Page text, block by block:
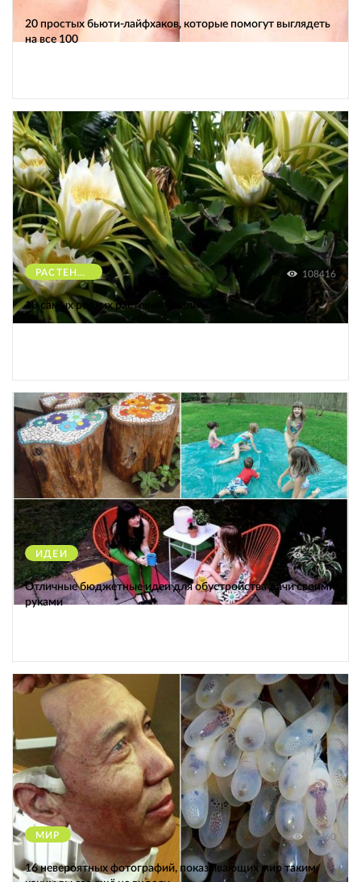
20 простых бьюти-лайфхаков, которые помогут выглядеть
на все 100
РАСТЕНИЯ 108416
10 самых редких растений Земли
ИДЕИ 38430
Отличные бюджетные идеи для обустройства дачи своими
руками
МИР 12360
16 невероятных фотографий, показывающих мир таким,